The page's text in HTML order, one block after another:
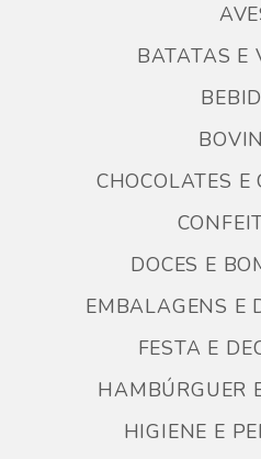
BATATAS E
CHOCOLATES E
DOCES E
EMBALAGENS E
FESTA E
HAMBÚRGUER
HIGIENE E